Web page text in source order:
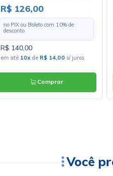
Com 100 Metros
R$ 126,00
no PIX ou Boleto com 10% de
desconto
R$ 140,00
em até 10xde R$ 14,00 s/ juros
Comprar
Você